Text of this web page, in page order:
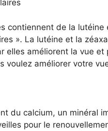
contiennent de la
». La lutéine et la
elles améliorent la vue
voulez améliorer votre
du calcium, un minéral
pour le